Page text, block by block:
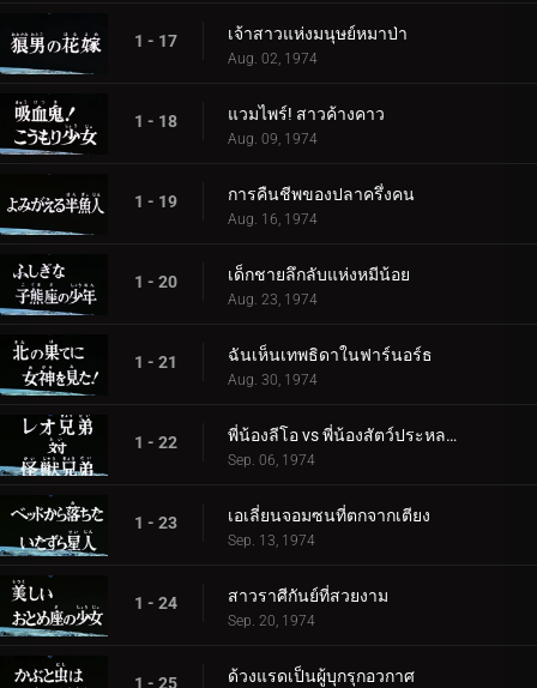
1 - 17 เจ้าสาวแห่งมนุษย์หมาป่า
Aug. 02, 1974
1 - 18 แวมไพร์! สาวค้างคาว
Aug. 09, 1974
1 - 19 การคืนชีพของปลาครึ่งคน
Aug. 16, 1974
1 - 20 เด็กชายลึกลับแห่งหมีน้อย
Aug. 23, 1974
1 - 21 ฉันเห็นเทพธิดาในฟาร์นอร์ธ
Aug. 30, 1974
1 - 22 พี่น้องลีโอ vs พี่น้องสัตว์ประหลาด
Sep. 06, 1974
1 - 23 เอเลี่ยนจอมซนที่ตกจากเตียง
Sep. 13, 1974
1 - 24 สาวราศีกันย์ที่สวยงาม
Sep. 20, 1974
1 - 25 ด้วงแรดเป็นผู้บุกรุกอวกาศ